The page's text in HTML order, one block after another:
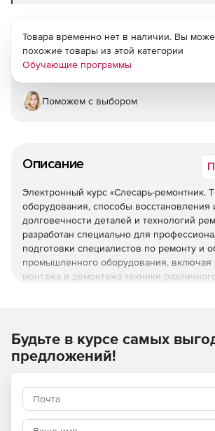
Описание
Электронный курс «Слесарь-ремонтник.
оборудования, способы
долговечности деталей и технологий
разработан специально для
подготовки специалистов по ремонту и
промышленного оборудования, включая
монтажа и демонтажа техники
компетенций, необходимых
профессии, и обеспечивает углубленное
ремонтом промышленного
Используйте курс «Слесарь-
Товара временно нет в наличии. Вы
похожие товары из этой категории
Обучающие программы
Поможем с выбором
Будьте в курсе самых
предложений!